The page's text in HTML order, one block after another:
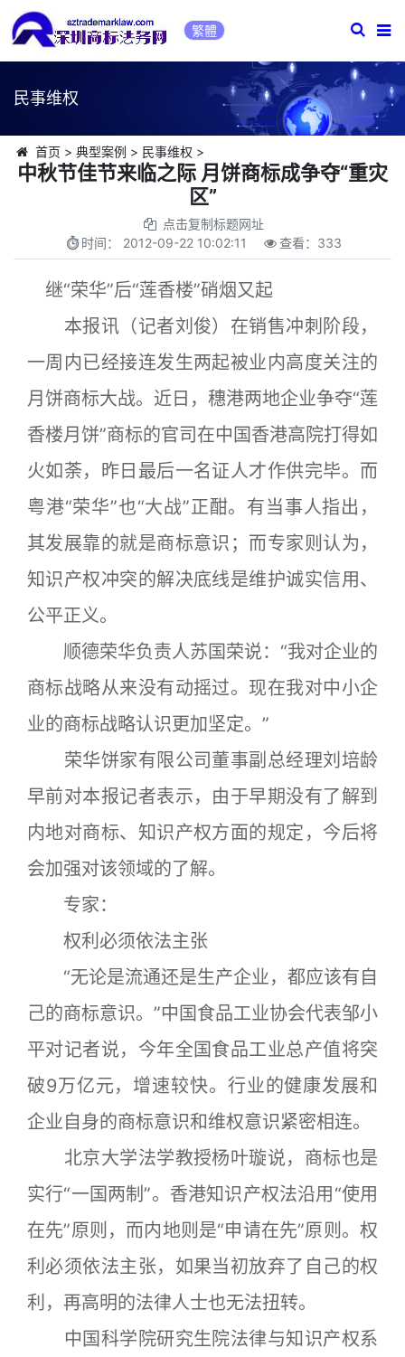
繁體
民事维权
首页 > 典型案例 > 民事维权 >
中秋节佳节来临之际 月饼商标成争夺“重灾
区”
点击复制标题网址
时间： 2012-09-22 10:02:11 查看： 333
继“荣华”后“莲香楼”硝烟又起
本报讯（记者刘俊）在销售冲刺阶段，
一周内已经接连发生两起被业内高度关注的
月饼商标大战。近日，穗港两地企业争夺“莲
香楼月饼”商标的官司在中国香港高院打得如
火如荼，昨日最后一名证人才作供完毕。而
粤港“荣华”也“大战”正酣。有当事人指出，
其发展靠的就是商标意识；而专家则认为，
知识产权冲突的解决底线是维护诚实信用、
公平正义。
顺德荣华负责人苏国荣说：“我对企业的
商标战略从来没有动摇过。现在我对中小企
业的商标战略认识更加坚定。”
荣华饼家有限公司董事副总经理刘培龄
早前对本报记者表示，由于早期没有了解到
内地对商标、知识产权方面的规定，今后将
会加强对该领域的了解。
专家：
权利必须依法主张
“无论是流通还是生产企业，都应该有自
己的商标意识。”中国食品工业协会代表邹小
平对记者说，今年全国食品工业总产值将突
破9万亿元，增速较快。行业的健康发展和
企业自身的商标意识和维权意识紧密相连。
北京大学法学教授杨叶璇说，商标也是
实行“一国两制”。香港知识产权法沿用“使用
在先”原则，而内地则是“申请在先”原则。权
利必须依法主张，如果当初放弃了自己的权
利，再高明的法律人士也无法扭转。
中国科学院研究生院法律与知识产权系